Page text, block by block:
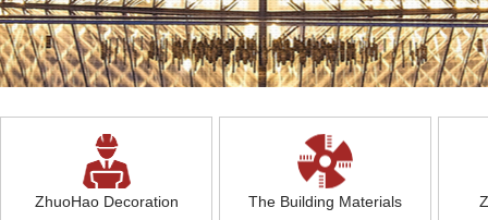
ZhuoHao Decoration The Building Materials